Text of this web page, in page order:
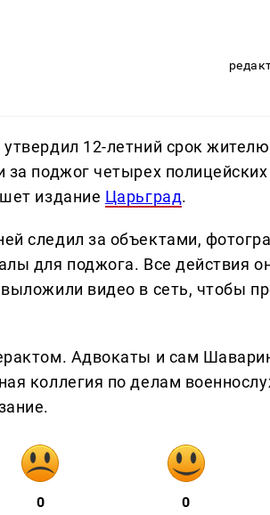
12-летний срок
за поджог четырех
издание Царьград.
следил за объектами,
для поджога. Все действия
видео в сеть, чтобы
Адвокаты и сам
коллегия по делам
0 0